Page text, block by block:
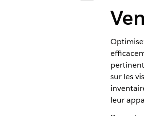
sur les
leur
Pour